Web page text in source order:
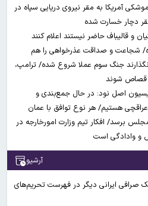
آمریکا به مقر نیروی دریایی سپاه در
دچار خسارت شده
و قالیباف حاضر نیستند اعلام کنند
شجاعت و صداقت عذرخواهی را هم
جنگ سوم عملا شروع شده/ ترامپ،
قصاص شوند
اصل نود: در حال جمع‌بندی و
هستیم/ هر نوع توافق با عمان
برسد/ افکار تیم وزارت امورخارجه در
و وادادگی است
آرشیو
یک صرافی ایرانی دیگر در فهرست تحریم‌های